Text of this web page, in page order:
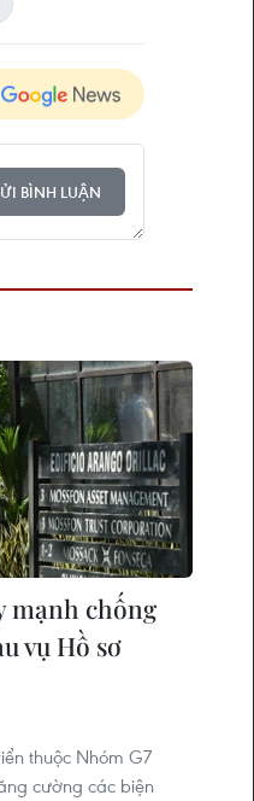
BÌNH LUẬN
mạnh chống
vụ Hồ sơ
thuộc Nhóm G7
cường các biện